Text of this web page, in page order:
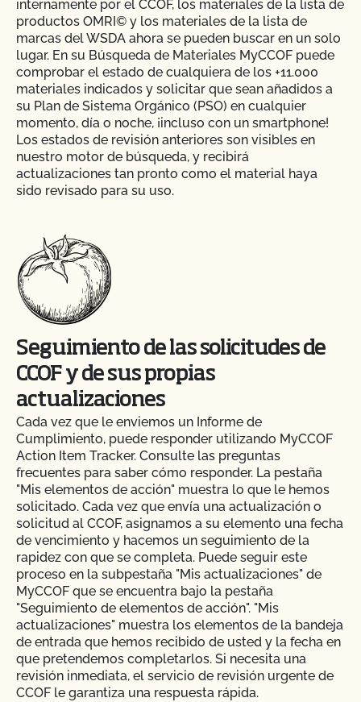
internamente por el CCOF, los materiales de la lista de
productos OMRI© y los materiales de la lista de
marcas del WSDA ahora se pueden buscar en un solo
lugar. En su Búsqueda de Materiales MyCCOF puede
comprobar el estado de cualquiera de los +11.000
materiales indicados y solicitar que sean añadidos a
su Plan de Sistema Orgánico (PSO) en cualquier
momento, día o noche, ¡incluso con un smartphone!
Los estados de revisión anteriores son visibles en
nuestro motor de búsqueda, y recibirá
actualizaciones tan pronto como el material haya
sido revisado para su uso.
Seguimiento de las solicitudes de
CCOF y de sus propias
actualizaciones
Cada vez que le enviemos un Informe de
Cumplimiento, puede responder utilizando MyCCOF
Action Item Tracker. Consulte las preguntas
frecuentes para saber cómo responder. La pestaña
"Mis elementos de acción" muestra lo que le hemos
solicitado. Cada vez que envía una actualización o
solicitud al CCOF, asignamos a su elemento una fecha
de vencimiento y hacemos un seguimiento de la
rapidez con que se completa. Puede seguir este
proceso en la subpestaña "Mis actualizaciones" de
MyCCOF que se encuentra bajo la pestaña
"Seguimiento de elementos de acción". "Mis
actualizaciones" muestra los elementos de la bandeja
de entrada que hemos recibido de usted y la fecha en
que pretendemos completarlos. Si necesita una
revisión inmediata, el servicio de revisión urgente de
CCOF le garantiza una respuesta rápida.